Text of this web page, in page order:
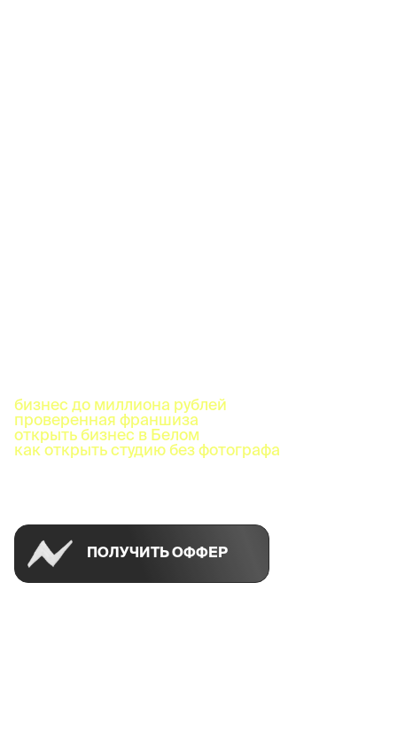
бизнес до миллиона рублей
проверенная франшиза
открыть бизнес в Белом
как открыть студию без фотографа
ПОЛУЧИТЬ ОФФЕР